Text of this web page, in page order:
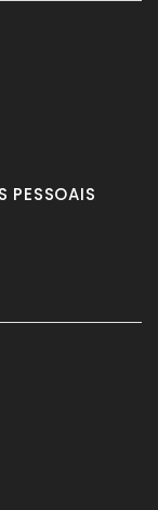
PESSOAIS